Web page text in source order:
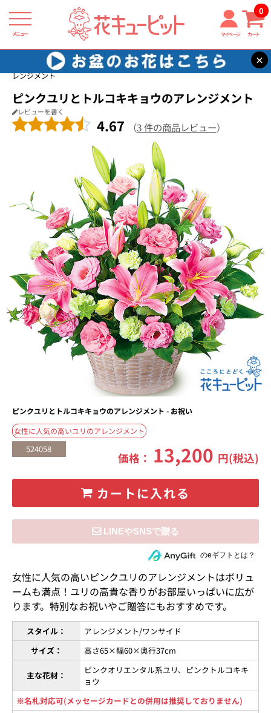
メニュー マイページ カート
0
×
花キューピット お祝い
【お祝い】ピンクユリとトルコキキョウのア
レンジメント
ピンクユリとトルコキキョウのアレンジメント
レビューを書く
4.67 （3 件の商品レビュー）
ピンクユリとトルコキキョウのアレンジメント - お祝い
女性に人気の高いユリのアレンジメント
524058
価格： 13,200 円(税込)
カートに入れる
住所を知らない相手にeギフトで贈るのeギフトとは？
女性に人気の高いピンクユリのアレンジメントはボリュ
ームも満点！ユリの高貴な香りがお部屋いっぱいに広が
ります。特別なお祝いやご贈答にもおすすめです。
スタイル：
アレンジメント/ワンサイド
サイズ：
高さ65×幅60×奥行37cm
主な花材：
ピンクオリエンタル系ユリ、ピンクトルコキキ
ョウ
※名札対応可(メッセージカードとの併用は推奨しておりません)